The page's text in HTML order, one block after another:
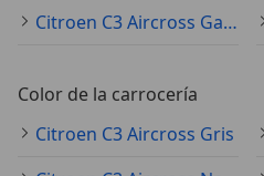
Citroen C3 Aircross Gasolina
Color de la carrocería
Citroen C3 Aircross Gris